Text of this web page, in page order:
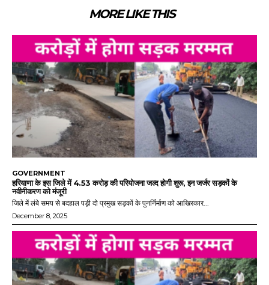
MORE LIKE THIS
GOVERNMENT
हरियाणा के इस जिले में 4.53 करोड़ की परियोजना जल्द होगी शुरू, इन जर्जर सड़कों के
नवीनीकरण को मंजूरी
जिले में लंबे समय से बदहाल पड़ी दो प्रमुख सड़कों के पुनर्निर्माण को आखिरकार...
December 8, 2025